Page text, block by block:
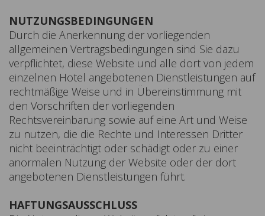
NUTZUNGSBEDINGUNGEN
Durch die Anerkennung der vorliegenden
allgemeinen Vertragsbedingungen sind Sie dazu
verpflichtet, diese Website und alle dort von jedem
einzelnen Hotel angebotenen Dienstleistungen auf
rechtmäßige Weise und in Übereinstimmung mit
den Vorschriften der vorliegenden
Rechtsvereinbarung sowie auf eine Art und Weise
zu nutzen, die die Rechte und Interessen Dritter
nicht beeinträchtigt oder schädigt oder zu einer
anormalen Nutzung der Website oder der dort
angebotenen Dienstleistungen führt.
HAFTUNGSAUSSCHLUSS